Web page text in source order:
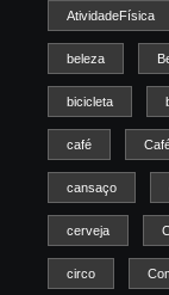
AtividadeFísica
beleza
bicicleta
café
cansaço
cerveja
circo